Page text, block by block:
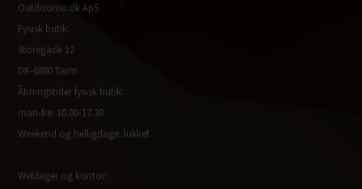
Outdoornu.dk ApS
Fysisk butik:
Storegade 12
DK-6880 Tarm
Åbningstider fysisk butik:
man-fre: 10.00-17.30
Weekend og helligdage: lukket
Weblager og kontor: